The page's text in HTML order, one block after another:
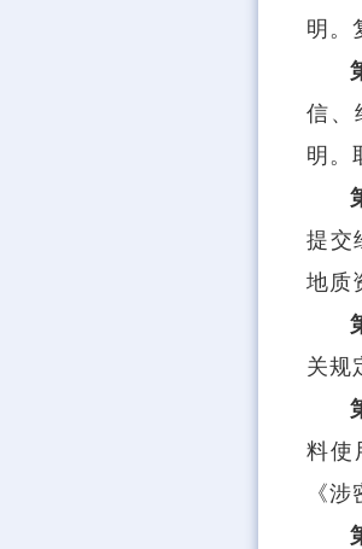
明。
信、
明。
提交
地质
关规
料使
《